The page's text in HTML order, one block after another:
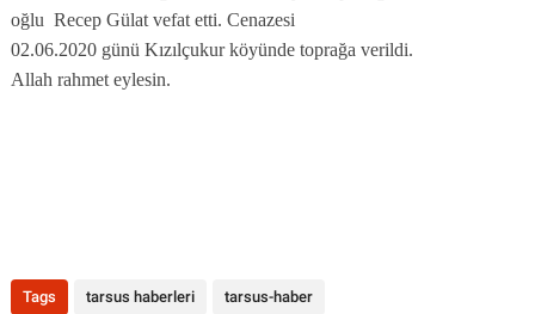
oğlu Recep Gülat vefat etti. Cenazesi
02.06.2020 günü Kızılçukur köyünde toprağa verildi.
Allah rahmet eylesin.
Tags tarsus haberleri tarsus-haber